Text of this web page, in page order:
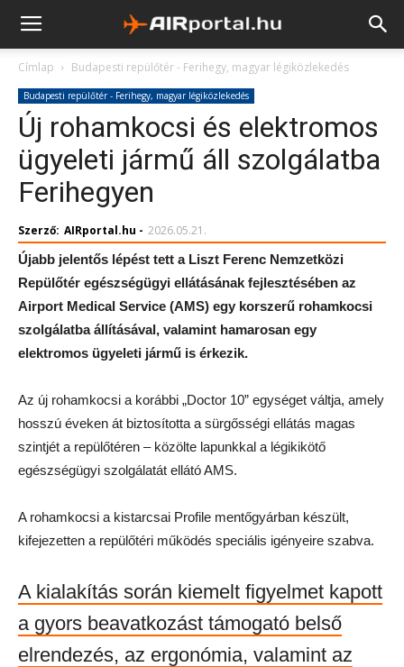
Címlap Budapesti repülőtér - Ferihegy, magyar légiközlekedés
Budapesti repülőtér - Ferihegy, magyar légiközlekedés
Új rohamkocsi és elektromos
ügyeleti jármű áll szolgálatba
Ferihegyen
Szerző: AIRportal.hu - 2026.05.21.
Újabb jelentős lépést tett a Liszt Ferenc Nemzetközi
Repülőtér egészségügyi ellátásának fejlesztésében az
Airport Medical Service (AMS) egy korszerű rohamkocsi
szolgálatba állításával, valamint hamarosan egy
elektromos ügyeleti jármű is érkezik.
Az új rohamkocsi a korábbi „Doctor 10” egységet váltja, amely
hosszú éveken át biztosította a sürgősségi ellátás magas
szintjét a repülőtéren – közölte lapunkkal a légikikötő
egészségügyi szolgálatát ellátó AMS.
A rohamkocsi a kistarcsai Profile mentőgyárban készült,
kifejezetten a repülőtéri működés speciális igényeire szabva.
A kialakítás során kiemelt figyelmet kapott
a gyors beavatkozást támogató belső
elrendezés, az ergonómia, valamint az